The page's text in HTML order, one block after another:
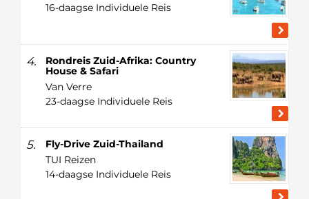
16-daagse Individuele Reis
4.
Rondreis Zuid-Afrika: Country
House & Safari
Van Verre
23-daagse Individuele Reis
5.
Fly-Drive Zuid-Thailand
TUI Reizen
14-daagse Individuele Reis